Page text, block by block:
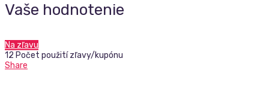
Vaše hodnotenie
Na zľavu
12 Počet použití zľavy/kupónu
Share